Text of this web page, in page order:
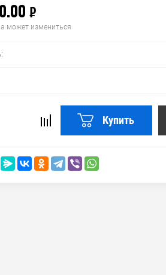
₽
может измениться
Купить